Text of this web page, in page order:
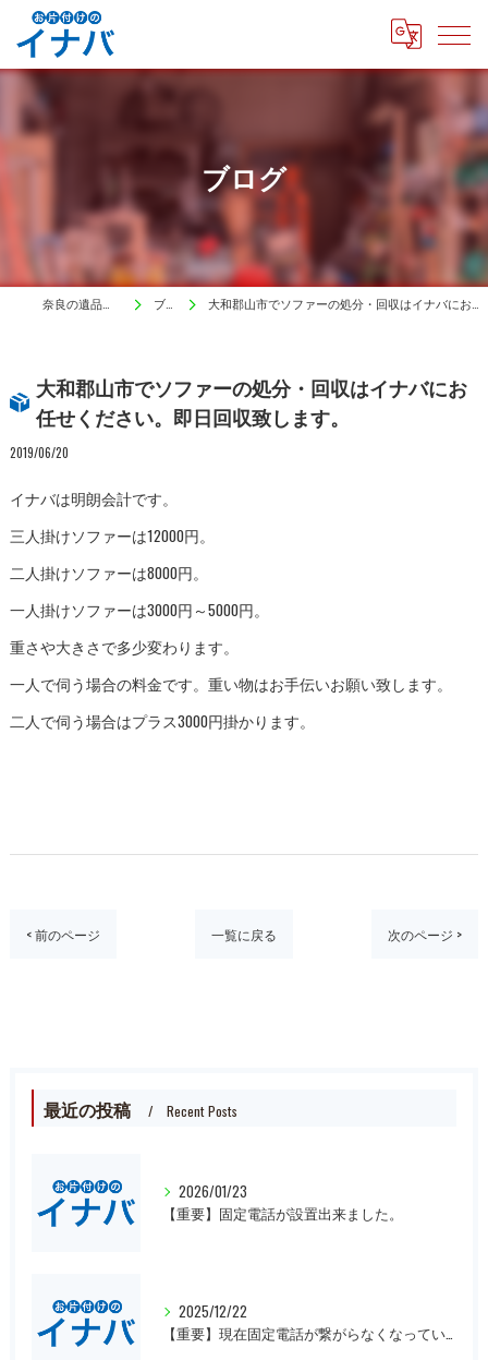
ブログ
奈良の遺品整理はイナバ ブログ 大和郡山市でソファーの処分・回収はイナバにお任せください。即日回収致します。
大和郡山市でソファーの処分・回収はイナバにお
任せください。即日回収致します。
2019/06/20
イナバは明朗会計です。
三人掛けソファーは12000円。
二人掛けソファーは8000円。
一人掛けソファーは3000円～5000円。
重さや大きさで多少変わります。
一人で伺う場合の料金です。重い物はお手伝いお願い致します。
二人で伺う場合はプラス3000円掛かります。
< 前のページ 一覧に戻る 次のページ >
最近の投稿 Recent Posts
2026/01/23
【重要】固定電話が設置出来ました。
2025/12/22
【重要】現在固定電話が繋がらなくなっています。